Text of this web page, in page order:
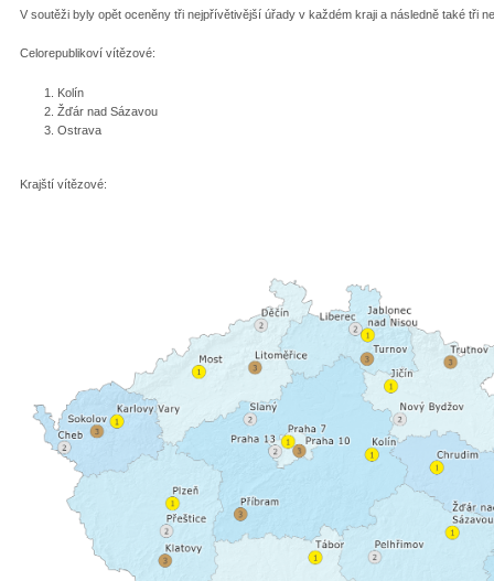
V soutěži byly opět oceněny tři nejpřívětivější úřady v každém kraji a následně také tři
Celorepublikoví vítězové:
Kolín
Žďár nad Sázavou
Ostrava
Krajští vítězové: